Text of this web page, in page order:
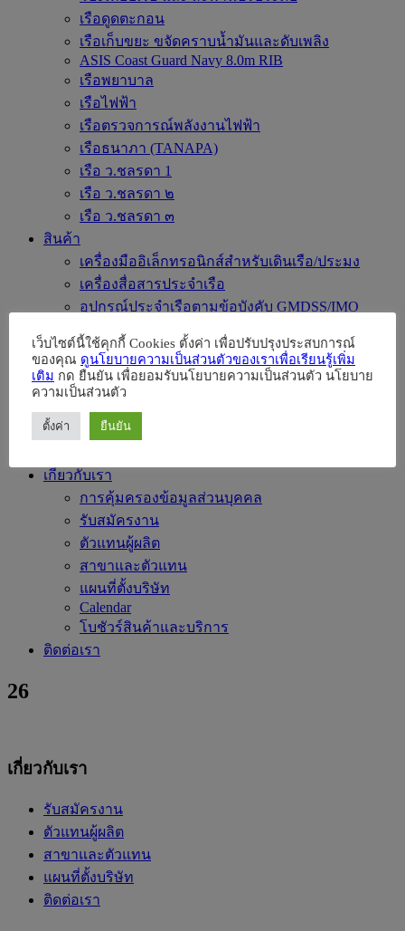
เรือดูดตะกอน
เรือเก็บขยะ ขจัดคราบน้ำมันและดับเพลิง
ASIS Coast Guard Navy 8.0m RIB
เรือพยาบาล
เรือไฟฟ้า
เรือตรวจการณ์พลังงานไฟฟ้า
เรือธนาภา (TANAPA)
เรือ ว.ชลรดา 1
เรือ ว.ชลรดา ๒
เรือ ว.ชลรดา ๓
สินค้า
เครื่องมืออิเล็กทรอนิกส์สำหรับเดินเรือ/ประมง
เครื่องสื่อสารประจำเรือ
อุปกรณ์ประจำเรือตามข้อบังคับ GMDSS/IMO
อุปกรณ์ประจำเรือ
เครื่องจักรและเครื่องจักรช่วย
Ultrasonic Drilling Monitor for Construction
ระบบตรวจการณ์
เกี่ยวกับเรา
การคุ้มครองข้อมูลส่วนบุคคล
รับสมัครงาน
ตัวแทนผู้ผลิต
สาขาและตัวแทน
แผนที่ตั้งบริษัท
Calendar
โบชัวร์สินค้าและบริการ
ติดต่อเรา
26
เกี่ยวกับเรา
รับสมัครงาน
ตัวแทนผู้ผลิต
สาขาและตัวแทน
แผนที่ตั้งบริษัท
ติดต่อเรา
เว็บไซต์นี้ใช้คุกกี้ Cookies ตั้งค่า เพื่อปรับปรุงประสบการณ์
ของคุณ ดูนโยบายความเป็นส่วนตัวของเราเพื่อเรียนรู้เพิ่ม
เติม กด ยืนยัน เพื่อยอมรับนโยบายความเป็นส่วนตัว นโยบาย
ความเป็นส่วนตัว
ตั้งค่า ยืนยัน